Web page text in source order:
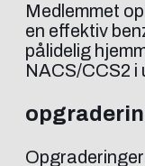
Medlemmet
en effektiv
pålidelig
NACS/CCS2 i